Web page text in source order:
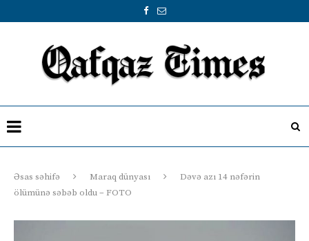
Əsas səhifə Maraq dünyası
Dəvə azı 14 nəfərin
ölümünə səbəb oldu – FOTO